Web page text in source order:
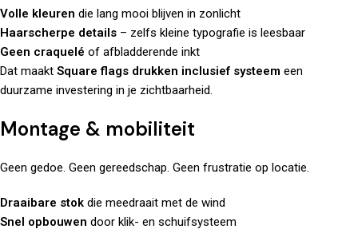
Volle kleuren die lang mooi blijven in zonlicht
Haarscherpe details – zelfs kleine typografie is leesbaar
Geen craquelé of afbladderende inkt
Dat maakt Square flags drukken inclusief systeem een
duurzame investering in je zichtbaarheid.
Montage & mobiliteit
Geen gedoe. Geen gereedschap. Geen frustratie op locatie.
Draaibare stok die meedraait met de wind
Snel opbouwen door klik- en schuifsysteem